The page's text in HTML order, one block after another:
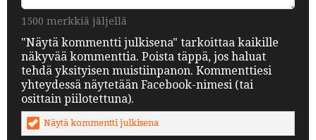
1500 merkkiä jäljellä
"Näytä kommentti julkisena" tarkoittaa kaikille
näkyvää kommenttia. Poista täppä, jos haluat
tehdä yksityisen muistiinpanon. Kommenttiesi
yhteydessä näytetään Facebook-nimesi (tai
osittain piilotettuna).
Näytä kommentti julkisena